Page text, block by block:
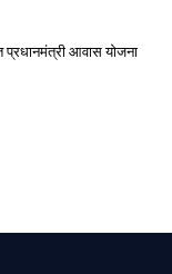
प्रधानमंत्री आवास योजना